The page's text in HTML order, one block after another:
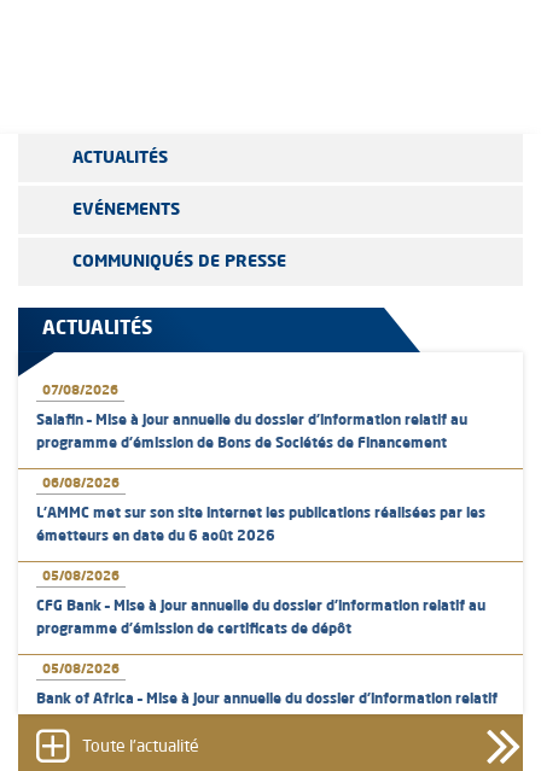
ACTUALITÉS
EVÉNEMENTS
COMMUNIQUÉS DE PRESSE
ACTUALITÉS
07/08/2026
Salafin – Mise à jour annuelle du dossier d’information relatif au
programme d'émission de Bons de Sociétés de Financement
06/08/2026
L’AMMC met sur son site internet les publications réalisées par les
émetteurs en date du 6 août 2026
05/08/2026
CFG Bank – Mise à jour annuelle du dossier d’information relatif au
programme d'émission de certificats de dépôt
05/08/2026
Bank of Africa – Mise à jour annuelle du dossier d’information relatif
05/08/2026
Toute l'actualité